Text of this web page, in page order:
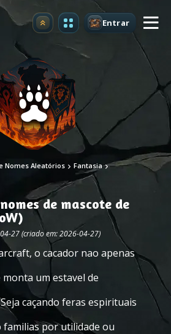
Atualizar Entrar
Nomes Aleatórios Fantasia
de mascote de
27 (criado em: 2026-04-27)
o cacador nao apenas
um estavel de
caçando feras espirituais
familias por utilidade ou